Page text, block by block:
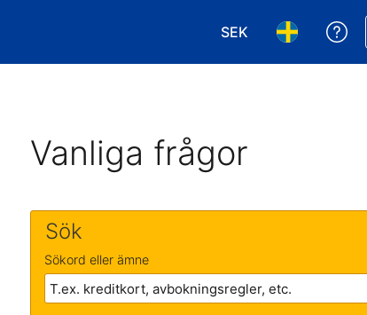
SEK
Välj valuta. Din
Välj språk.
Vanliga frågor
Sök
Sökord eller ämne